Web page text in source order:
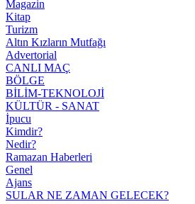
Magazin
Kitap
Turizm
Altın Kızların Mutfağı
Advertorial
CANLI MAÇ
BÖLGE
BİLİM-TEKNOLOJİ
KÜLTÜR - SANAT
İpucu
Kimdir?
Nedir?
Ramazan Haberleri
Genel
Ajans
SULAR NE ZAMAN GELECEK?